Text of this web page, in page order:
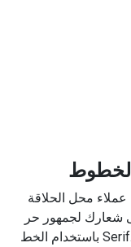
محل الحلاقة
شعارك لجمهور حر
باستخدام الخط Serif. يجب على مصفف الشعر الرسمي اختيار